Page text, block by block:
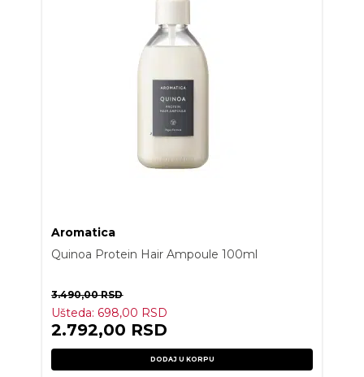
Aromatica
Quinoa Protein Hair Ampoule 100ml
3.490,00RSD
Ušteda: 698,00 RSD
2.792,00 RSD
DODAJ U KORPU